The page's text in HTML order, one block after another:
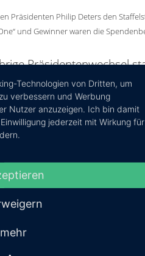
Präsidenten Philip Deters den
und Gewinner waren die
Präsidentenwechsel
der Club zugleich den
Leitung von Tim
im zurückliegenden
an verschiedene
vieler Lions-
„we serve“. Auch mit
und Menschen
Technologien von Dritten, um
verbessern und Werbung
Nutzer anzuzeigen. Ich bin damit
jederzeit mit Wirkung für
mehr